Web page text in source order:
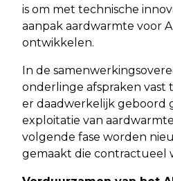
is om met technische
aanpak aardwarmte voor
ontwikkelen.
In de
onderlinge afspraken
er daadwerkelijk geboord
exploitatie van
volgende fase worden
gemaakt die contractueel